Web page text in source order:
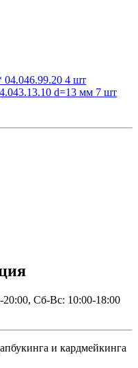
4 шт
d=13 мм 7 шт
Сб-Вс: 10:00-18:00
и кардмейкинга